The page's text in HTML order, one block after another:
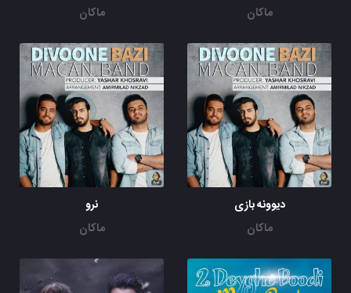
ماکان
ماکان
دیوونه بازی
ماکان
نرو
ماکان